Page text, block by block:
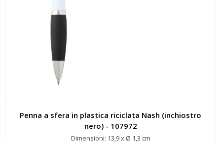
Penna a sfera in plastica riciclata Nash (inchiostro
nero) - 107972
Dimensioni: 13,9 x Ø 1,3 cm